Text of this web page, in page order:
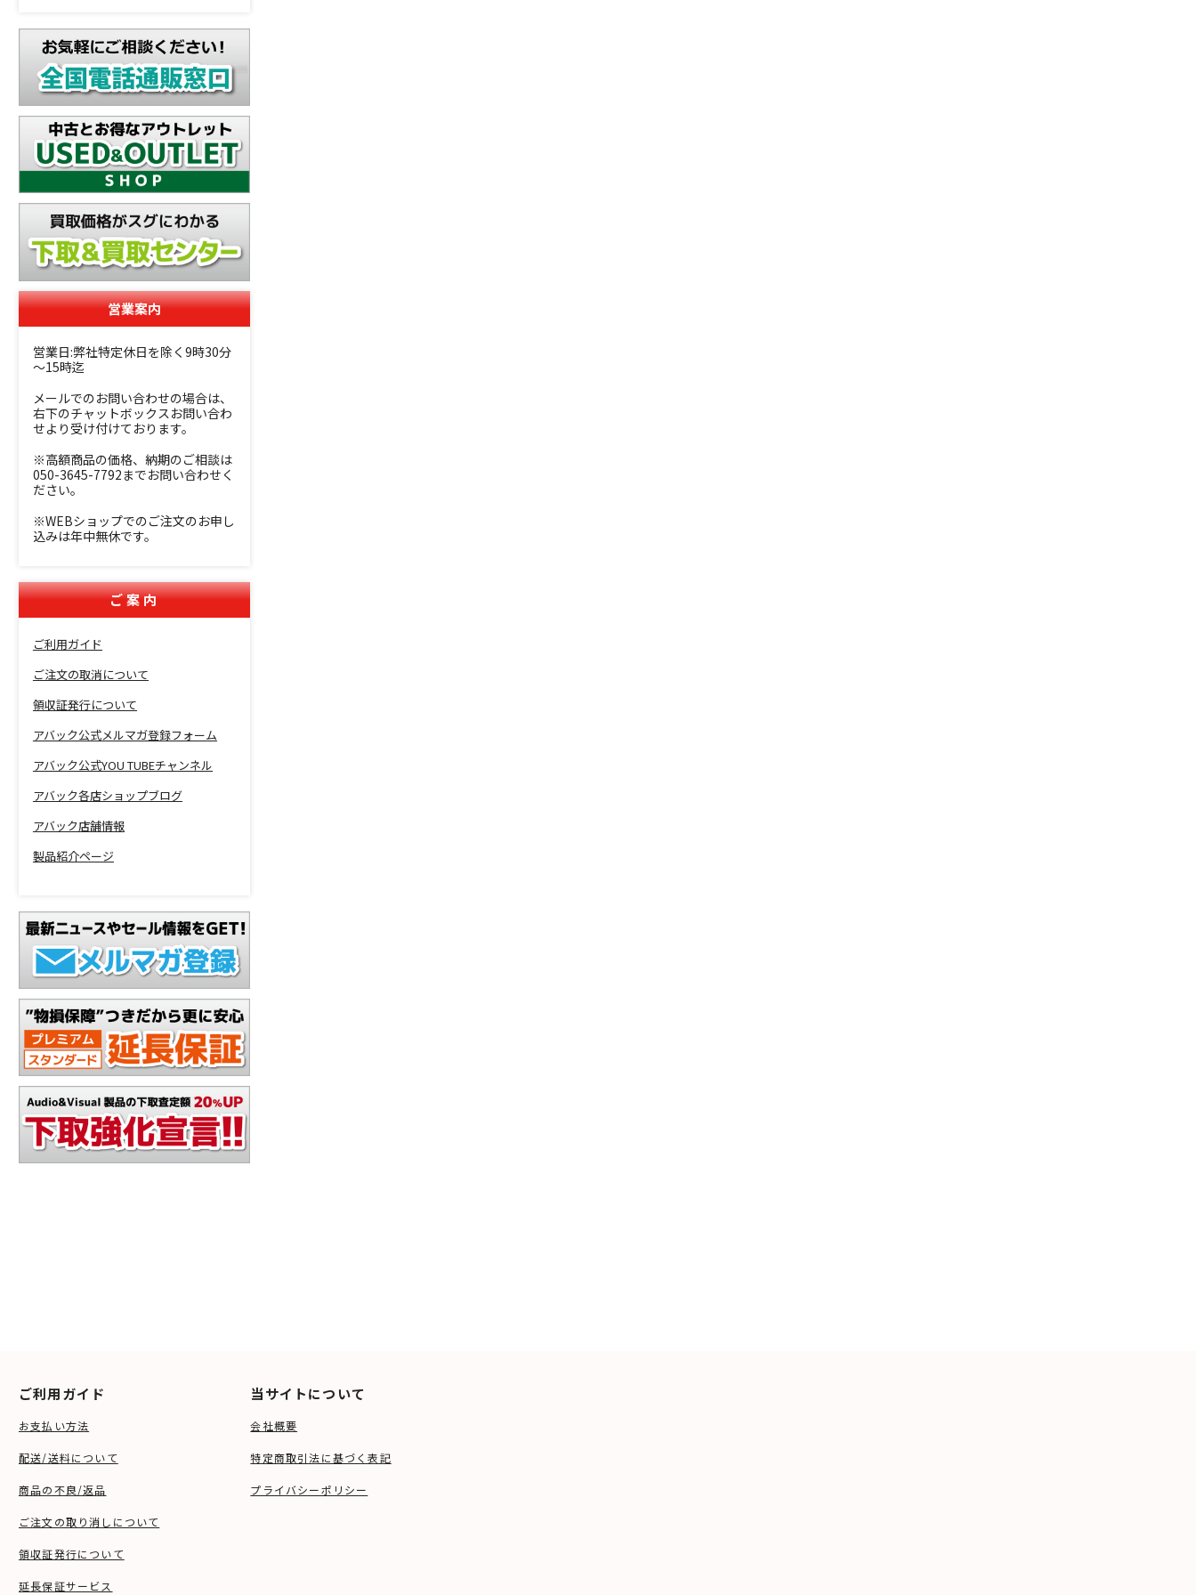
営業案内
営業日:弊社特定休日を除く9時30分
～15時迄
メールでのお問い合わせの場合は、
右下のチャットボックスお問い合わ
せより受け付けております。
※高額商品の価格、納期のご相談は
050-3645-7792までお問い合わせく
ださい。
※WEBショップでのご注文のお申し
込みは年中無休です。
ご案内
ご利用ガイド
ご注文の取消について
領収証発行について
アバック公式メルマガ登録フォーム
アバック公式YOU TUBEチャンネル
アバック各店ショップブログ
アバック店舗情報
製品紹介ページ
ご利用ガイド
お支払い方法
配送/送料について
商品の不良/返品
ご注文の取り消しについて
領収証発行について
延長保証サービス
当サイトについて
会社概要
特定商取引法に基づく表記
プライバシーポリシー